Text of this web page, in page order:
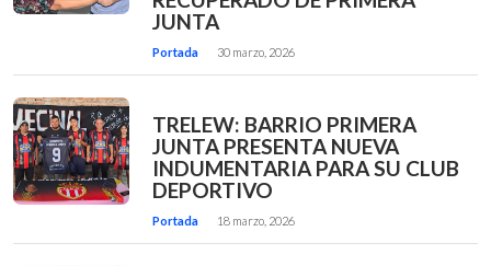
JUNTA
Portada 30 marzo, 2026
TRELEW: BARRIO PRIMERA
JUNTA PRESENTA NUEVA
INDUMENTARIA PARA SU CLUB
DEPORTIVO
Portada 18 marzo, 2026